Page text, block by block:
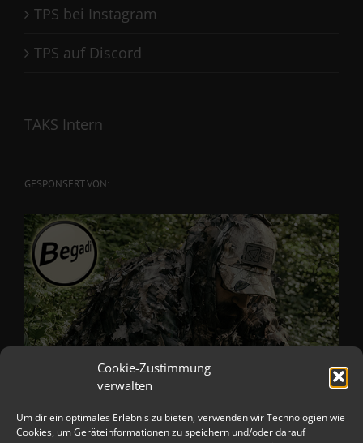
Cookie-Zustimmung
verwalten
Um dir ein optimales Erlebnis zu bieten, verwenden wir Technologien wie
Cookies, um Geräteinformationen zu speichern und/oder darauf
TPS bei Instagram
TPS auf Discord
TAKS Intern
GESPONSERT VON: